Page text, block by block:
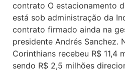
contrato O estacionamento
está sob administração da
contrato firmado ainda na
presidente Andrés Sanchez.
Corinthians recebeu R$ 11,4
sendo R$ 2,5 milhões